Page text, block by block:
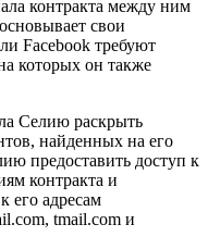
контракта между ним
свои
Facebook требуют
которых он также
Селию раскрыть
найденных на его
предоставить доступ к
контракта и
его адресам
tmail.com и